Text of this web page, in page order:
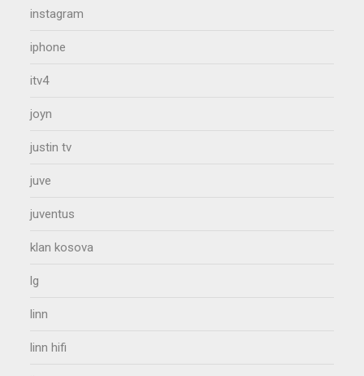
instagram
iphone
itv4
joyn
justin tv
juve
juventus
klan kosova
lg
linn
linn hifi